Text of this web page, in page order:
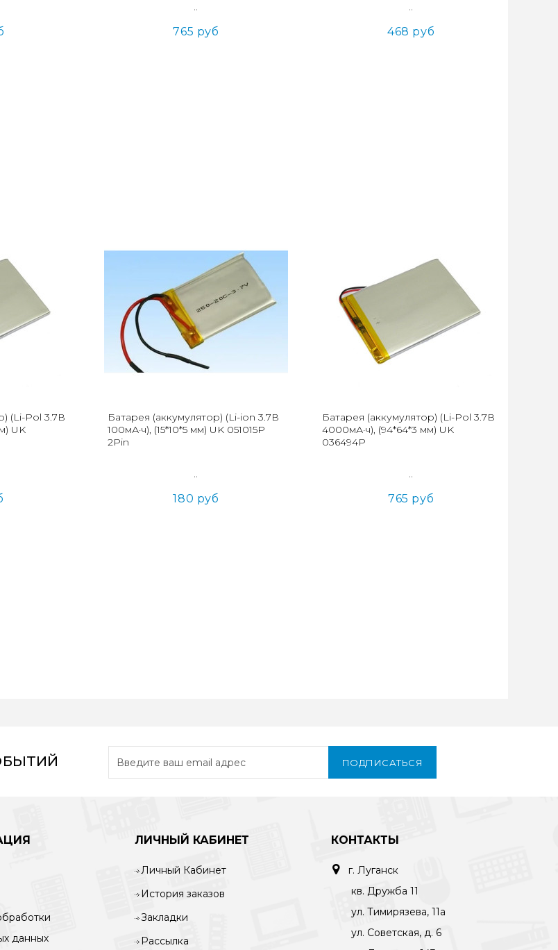
..
765 руб
..
468 руб
(Li-Pol 3.7В
UK
Батарея (аккумулятор) (Li-ion 3.7В
100мА·ч), (15*10*5 мм) UK 051015P
2Pin
..
180 руб
Батарея (аккумулятор) (Li-Pol 3.7В
4000мА·ч), (94*64*3 мм) UK
036494P
..
765 руб
ПОДПИСАТЬСЯ
данных
ЛИЧНЫЙ КАБИНЕТ
Личный Кабинет
История заказов
Закладки
Рассылка
КОНТАКТЫ
г. Луганск
кв. Дружба 11
ул. Тимирязева, 11а
ул. Советская, д. 6